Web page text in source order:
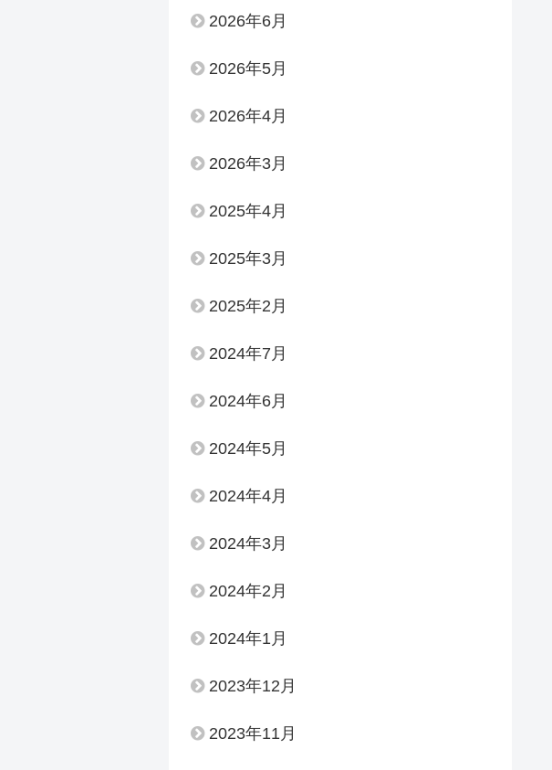
2026年6月
2026年5月
2026年4月
2026年3月
2025年4月
2025年3月
2025年2月
2024年7月
2024年6月
2024年5月
2024年4月
2024年3月
2024年2月
2024年1月
2023年12月
2023年11月